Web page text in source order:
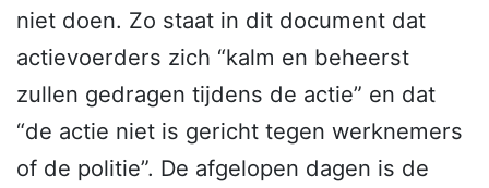
niet doen. Zo staat in dit document dat
actievoerders zich “kalm en beheerst
zullen gedragen tijdens de actie” en dat
“de actie niet is gericht tegen werknemers
of de politie”. De afgelopen dagen is de